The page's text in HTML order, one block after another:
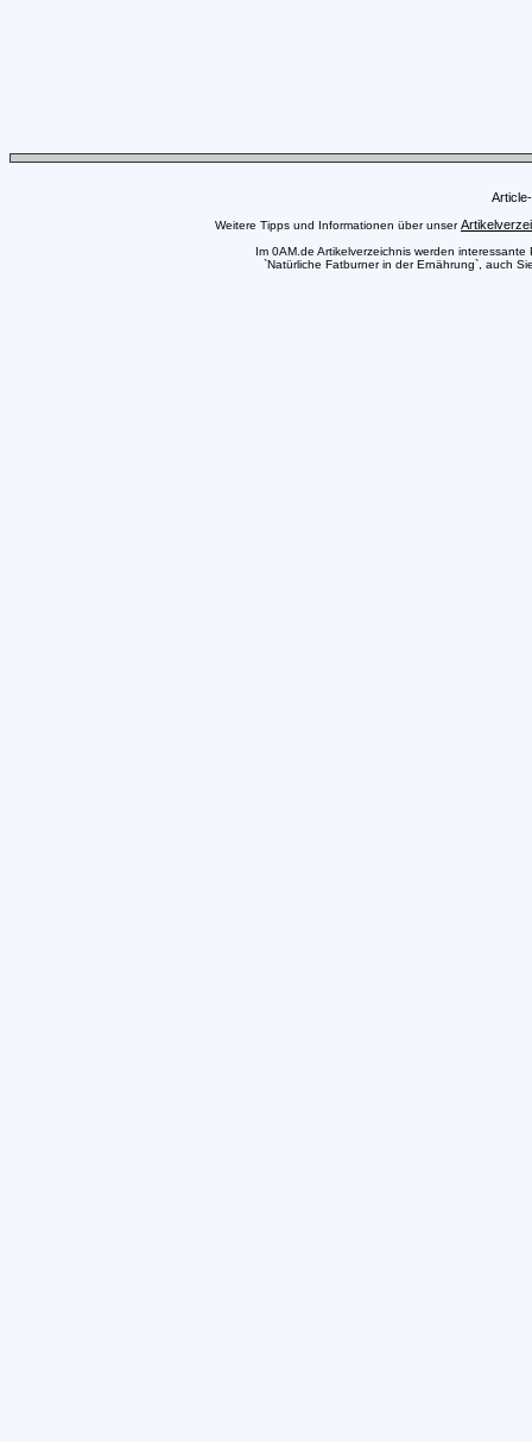
Weitere Tipps und Informationen über unser
Im 0AM.de Artikelverzeichnis werden
`Natürliche Fatburner in der Ernährung`, auch